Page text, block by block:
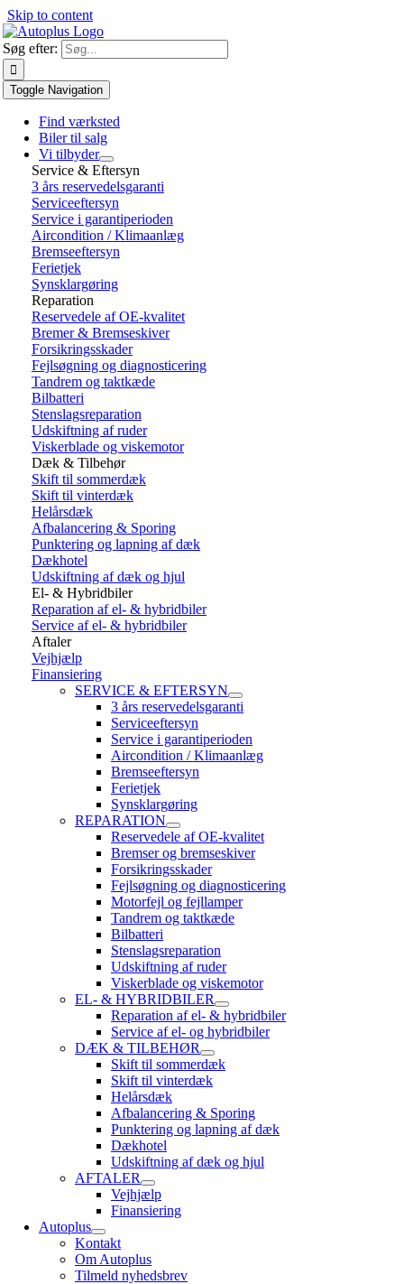
Skip to content
Søg efter:
Toggle Navigation
Find værksted
Biler til salg
Vi tilbyder
Service & Eftersyn
3 års reservedelsgaranti
Serviceeftersyn
Service i garantiperioden
Aircondition / Klimaanlæg
Bremseeftersyn
Ferietjek
Synsklargøring
Reparation
Reservedele af OE-kvalitet
Bremer & Bremseskiver
Forsikringsskader
Fejlsøgning og diagnosticering
Tandrem og taktkæde
Bilbatteri
Stenslagsreparation
Udskiftning af ruder
Viskerblade og viskemotor
Dæk & Tilbehør
Skift til sommerdæk
Skift til vinterdæk
Helårsdæk
Afbalancering & Sporing
Punktering og lapning af dæk
Dækhotel
Udskiftning af dæk og hjul
El- & Hybridbiler
Reparation af el- & hybridbiler
Service af el- & hybridbiler
Aftaler
Vejhjælp
Finansiering
SERVICE & EFTERSYN
3 års reservedelsgaranti
Serviceeftersyn
Service i garantiperioden
Aircondition / Klimaanlæg
Bremseeftersyn
Ferietjek
Synsklargøring
REPARATION
Reservedele af OE-kvalitet
Bremser og bremseskiver
Forsikringsskader
Fejlsøgning og diagnosticering
Motorfejl og fejllamper
Tandrem og taktkæde
Bilbatteri
Stenslagsreparation
Udskiftning af ruder
Viskerblade og viskemotor
EL- & HYBRIDBILER
Reparation af el- & hybridbiler
Service af el- og hybridbiler
DÆK & TILBEHØR
Skift til sommerdæk
Skift til vinterdæk
Helårsdæk
Afbalancering & Sporing
Punktering og lapning af dæk
Dækhotel
Udskiftning af dæk og hjul
AFTALER
Vejhjælp
Finansiering
Autoplus
Kontakt
Om Autoplus
Tilmeld nyhedsbrev